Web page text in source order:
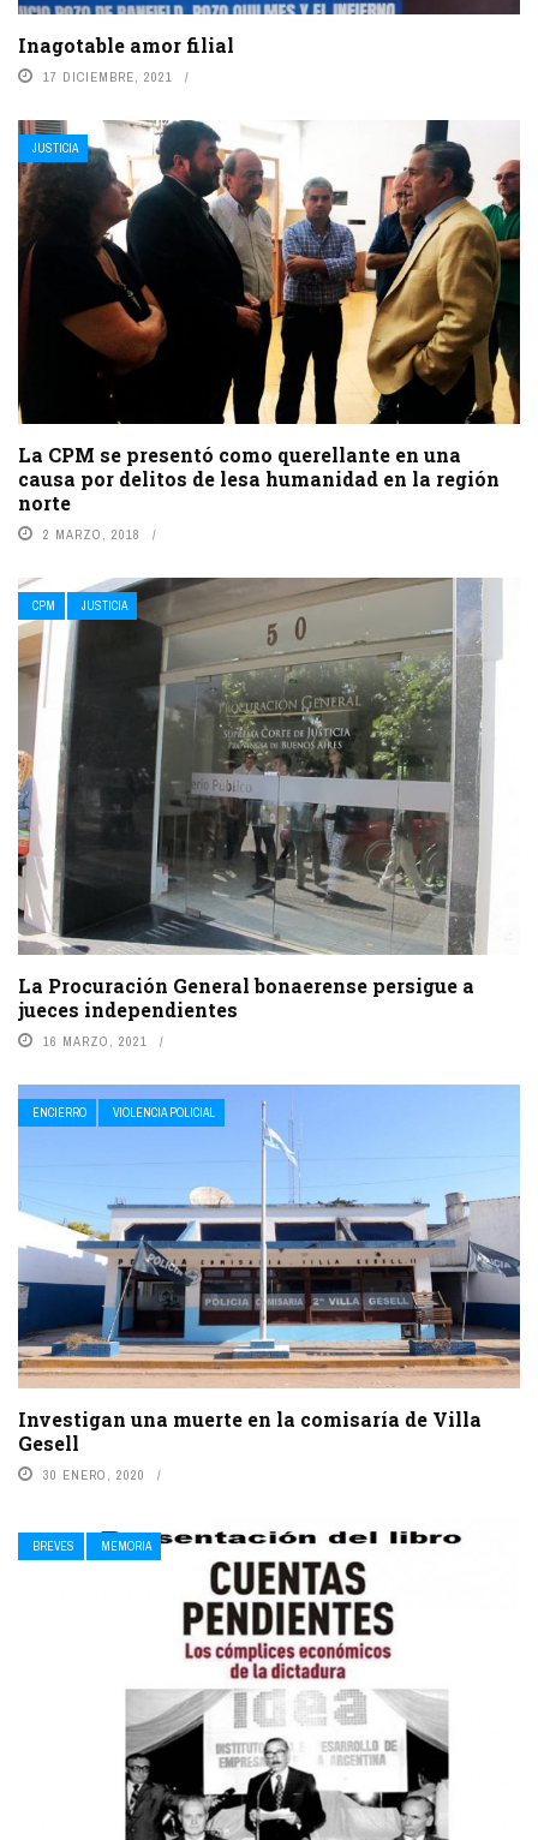
Inagotable amor filial
17 DICIEMBRE, 2021
JUSTICIA
La CPM se presentó como querellante en una
causa por delitos de lesa humanidad en la región
norte
2 MARZO, 2018
CPM JUSTICIA
La Procuración General bonaerense persigue a
jueces independientes
16 MARZO, 2021
ENCIERRO VIOLENCIA POLICIAL
Investigan una muerte en la comisaría de Villa
Gesell
30 ENERO, 2020
BREVES MEMORIA